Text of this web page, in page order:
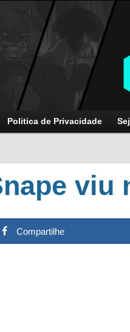
Politica de Privacidade
viu
Compartilhe